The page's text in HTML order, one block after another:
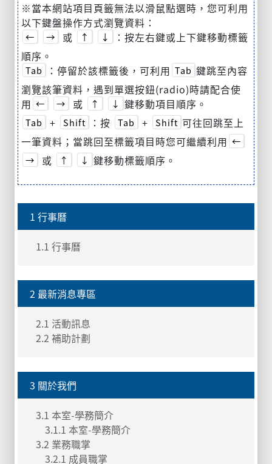
※當本網站項目頁籤無法以滑鼠點選時，您可利用
以下鍵盤操作方式瀏覽資料：
← → 或 ↑ ↓
：按左右鍵或上下鍵移動標籤
順序。
Tab ：停留於該標籤後，可利用 Tab 鍵跳至內容
瀏覽該筆資料，遇到單選按鈕(radio)時請配合使
用 ← → 或 ↑ ↓ 鍵移動項目順序。
Tab + Shift ：按 Tab + Shift 可往回跳至上
一筆資料；當跳回至標籤項目時您可繼續利用 ←
→
或 ↑ ↓ 鍵移動標籤順序。
1 行事曆
1.1 行事曆
2 最新消息專區
2.1 活動訊息
2.2 補助計劃
3 關於我們
3.1 本室-學務簡介
3.1.1 本室-學務簡介
3.2 業務職掌
3.2.1 成員職掌